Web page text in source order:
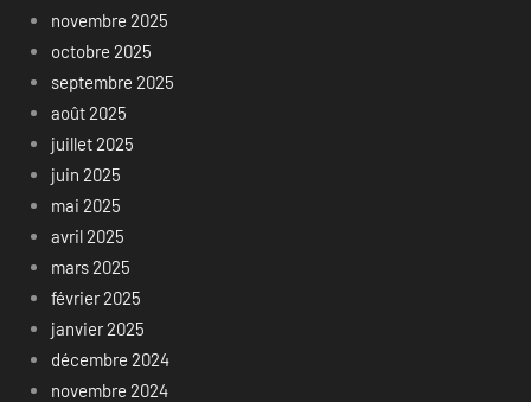
novembre 2025
octobre 2025
septembre 2025
août 2025
juillet 2025
juin 2025
mai 2025
avril 2025
mars 2025
février 2025
janvier 2025
décembre 2024
novembre 2024